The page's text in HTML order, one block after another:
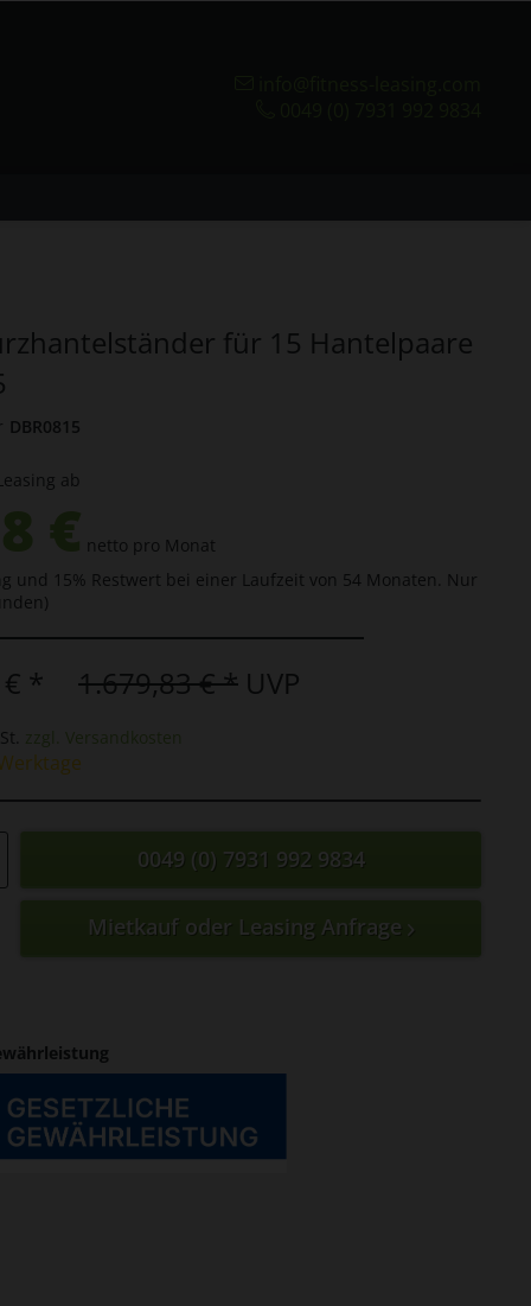
für 15 Hantelpaare
DBR0815
ab
€ netto pro Monat
und 15% Restwert bei einer Laufzeit von 54 Monaten. Nur
* 1.679,83 € * UVP
zzgl. Versandkosten
0049 (0) 7931 992 9834
Mietkauf oder Leasing Anfrage